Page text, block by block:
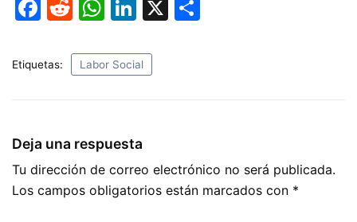
F
c
o
o
k
R
d
di
W
at
s
p
p
Li
k
e
n
X
Etiquetas: Labor Social
Deja una respuesta
Tu dirección de correo electrónico no será publicada.
Los campos obligatorios están marcados con *